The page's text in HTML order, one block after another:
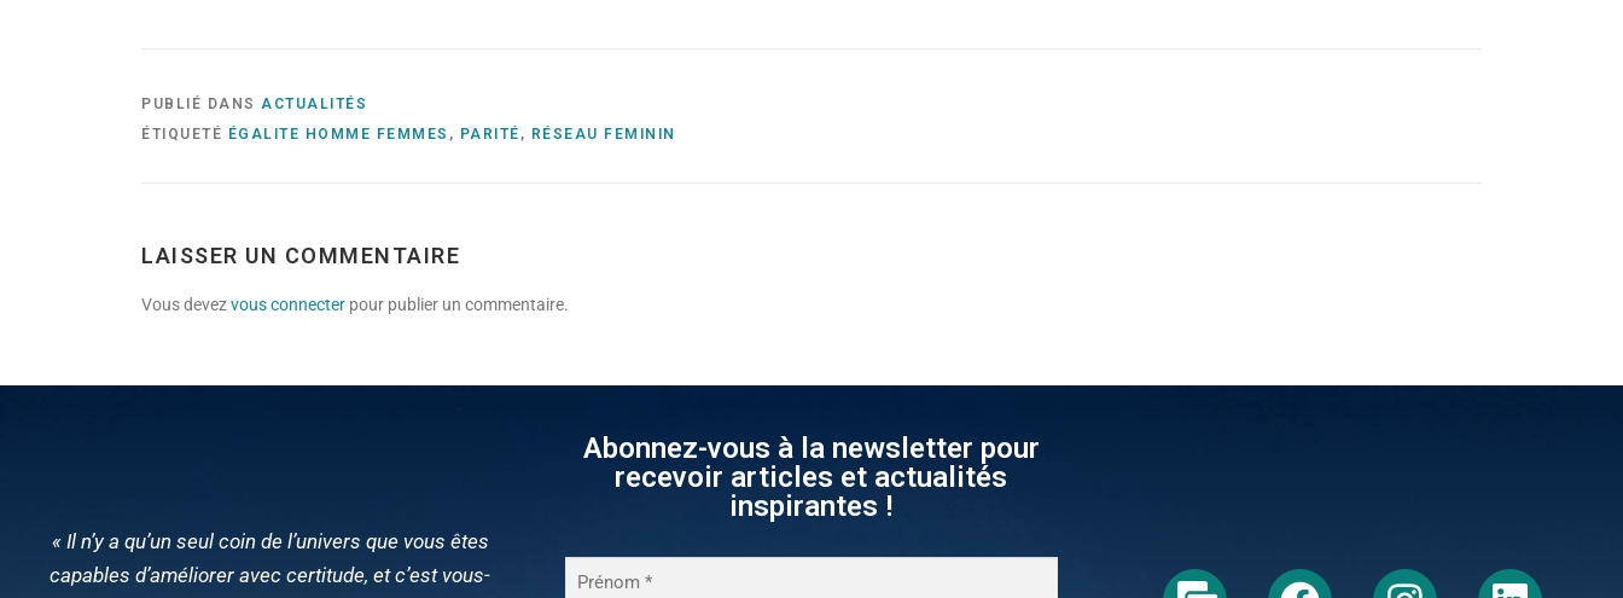
PUBLIÉ DANS ACTUALITÉS
ÉTIQUETÉ ÉGALITE HOMME FEMMES , PARITÉ , RÉSEAU FEMININ
LAISSER UN COMMENTAIRE
Vous devezvous connecter pour publier un commentaire.
« Il n’y a qu’un seul coin de l’univers que vous êtes
capables d’améliorer avec certitude, et c’est vous-
Abonnez-vous à la newsletter pour
recevoir articles et actualités
inspirantes !